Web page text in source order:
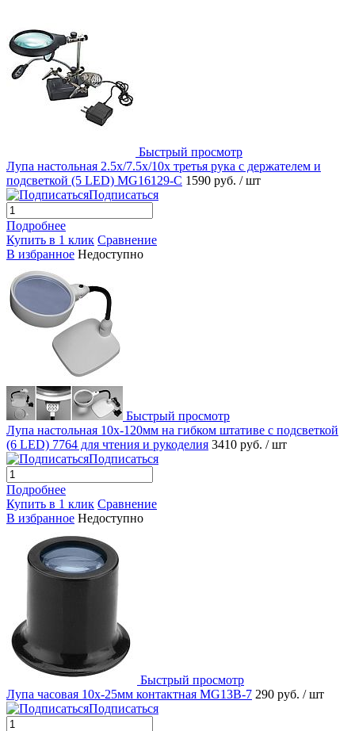
Быстрый просмотр
Лупа настольная 2.5x/7.5x/10x третья рука с держателем и
подсветкой (5 LED) MG16129-С 1590 руб. / шт
Подписаться
Подробнее
Купить в 1 клик Сравнение
В избранное Недоступно
Быстрый просмотр
Лупа настольная 10x-120мм на гибком штативе с подсветкой
(6 LED) 7764 для чтения и рукоделия 3410 руб. / шт
Подписаться
Подробнее
Купить в 1 клик Сравнение
В избранное Недоступно
Быстрый просмотр
Лупа часовая 10х-25мм контактная MG13B-7 290 руб. / шт
Подписаться